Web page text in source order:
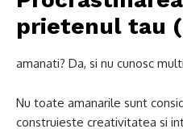
prietenul tau
amanati? Da, si nu cunosc
Nu toate amanarile sunt
construieste creativitatea si